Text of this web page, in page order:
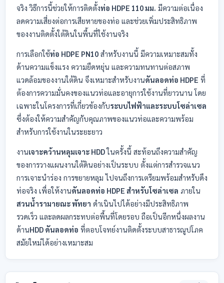
จริง วิธีการนี้ช่วยให้การติดตั้งท่อ HDPE 110 มม. มีความต่อเนื่อง
ลดความเสี่ยงต่อการเสียหายของท่อ และช่วยเพิ่มประสิทธิภาพ
ของงานติดตั้งใต้ดินในพื้นที่ใช้งานจริง
การเลือกใช้ท่อ HDPE PN10 สำหรับงานนี้ มีความเหมาะสมทั้ง
ด้านความแข็งแรง ความยืดหยุ่น และความทนทานต่อสภาพ
แวดล้อมของงานใต้ดิน จึงเหมาะสำหรับงานดันลอดท่อ HDPE ที่
ต้องการความมั่นคงของแนวท่อและอายุการใช้งานที่ยาวนาน โดย
เฉพาะในโครงการที่เกี่ยวข้องกับระบบไฟฟ้าและระบบโซล่าเซล
ซึ่งต้องให้ความสำคัญกับคุณภาพของแนวท่อและความพร้อม
สำหรับการใช้งานในระยะยาว
งานเจาะคว้านหลุมเจาะ HDDในครั้งนี้ สะท้อนถึงความสำคัญ
ของการวางแผนงานใต้ดินอย่างเป็นระบบ ตั้งแต่การสำรวจแนว
การเจาะนำร่อง การขยายหลุม ไปจนถึงการเตรียมพร้อมสำหรับดึง
ท่อจริง เพื่อให้งานดันลอดท่อ HDPE สำหรับโซล่าเซล ภายใน
สวนน้ำรามายณะ พัทยา ดำเนินไปได้อย่างมีประสิทธิภาพ
รวดเร็ว และลดผลกระทบต่อพื้นที่โดยรอบ ถือเป็นอีกหนึ่งผลงาน
ด้านHDD ดันลอดท่อ ที่ตอบโจทย์งานติดตั้งระบบสาธารณูปโภค
สมัยใหม่ได้อย่างเหมาะสม